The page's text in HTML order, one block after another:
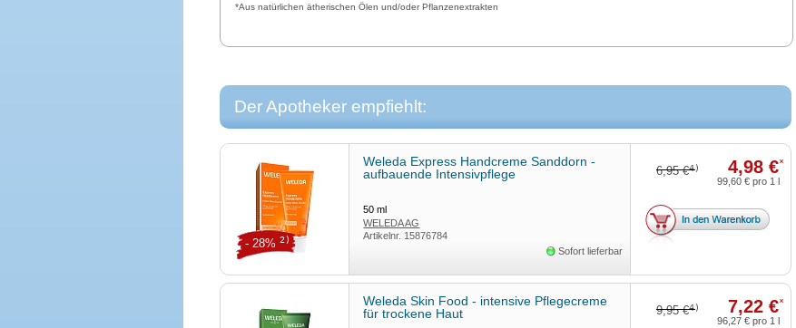
*Aus natürlichen ätherischen Ölen und/oder Pflanzenextrakten
Der Apotheker empfiehlt:
Weleda Express Handcreme Sanddorn -
aufbauende Intensivpflege
50ml
WELEDA AG
Artikelnr. 15876784
Sofort lieferbar
6,95 €4) 4,98 €*
- 28% 2)
99,60 € pro 1 l
Weleda Skin Food - intensive Pflegecreme
für trockene Haut
9,95 €4) 7,22 €*
96,27 € pro 1 l